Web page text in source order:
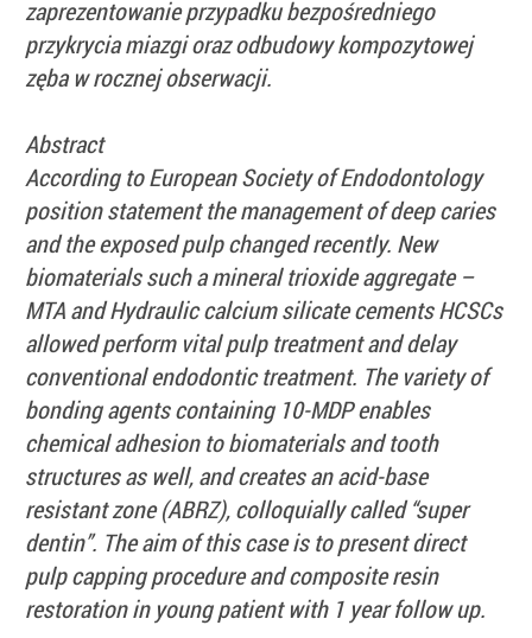
zaprezentowanie przypadku bezpośredniego
przykrycia miazgi oraz odbudowy kompozytowej
zęba w rocznej obserwacji.
Abstract
According to European Society of Endodontology
position statement the management of deep caries
and the exposed pulp changed recently. New
biomaterials such a mineral trioxide aggregate –
MTA and Hydraulic calcium silicate cements HCSCs
allowed perform vital pulp treatment and delay
conventional endodontic treatment. The variety of
bonding agents containing 10-MDP enables
chemical adhesion to biomaterials and tooth
structures as well, and creates an acid-base
resistant zone (ABRZ), colloquially called “super
dentin”. The aim of this case is to present direct
pulp capping procedure and composite resin
restoration in young patient with 1 year follow up.